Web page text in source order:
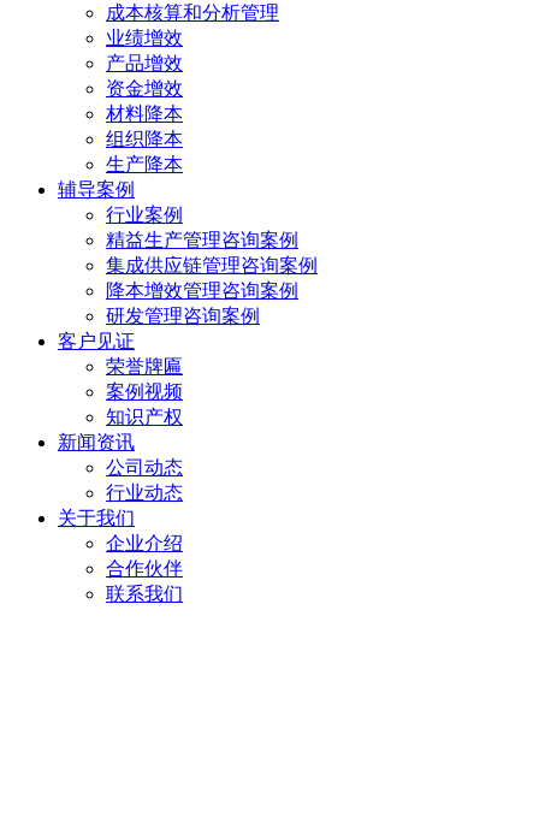
成本核算和分析管理
业绩增效
产品增效
资金增效
材料降本
组织降本
生产降本
辅导案例
行业案例
精益生产管理咨询案例
集成供应链管理咨询案例
降本增效管理咨询案例
研发管理咨询案例
客户见证
荣誉牌匾
案例视频
知识产权
新闻资讯
公司动态
行业动态
关于我们
企业介绍
合作伙伴
联系我们